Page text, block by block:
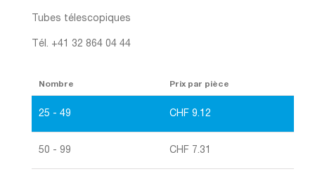
Tubes télescopiques
Tél. +41 32 864 04 44
Nombre Prix par pièce
25 - 49 CHF 9.12
50 - 99 CHF 7.31